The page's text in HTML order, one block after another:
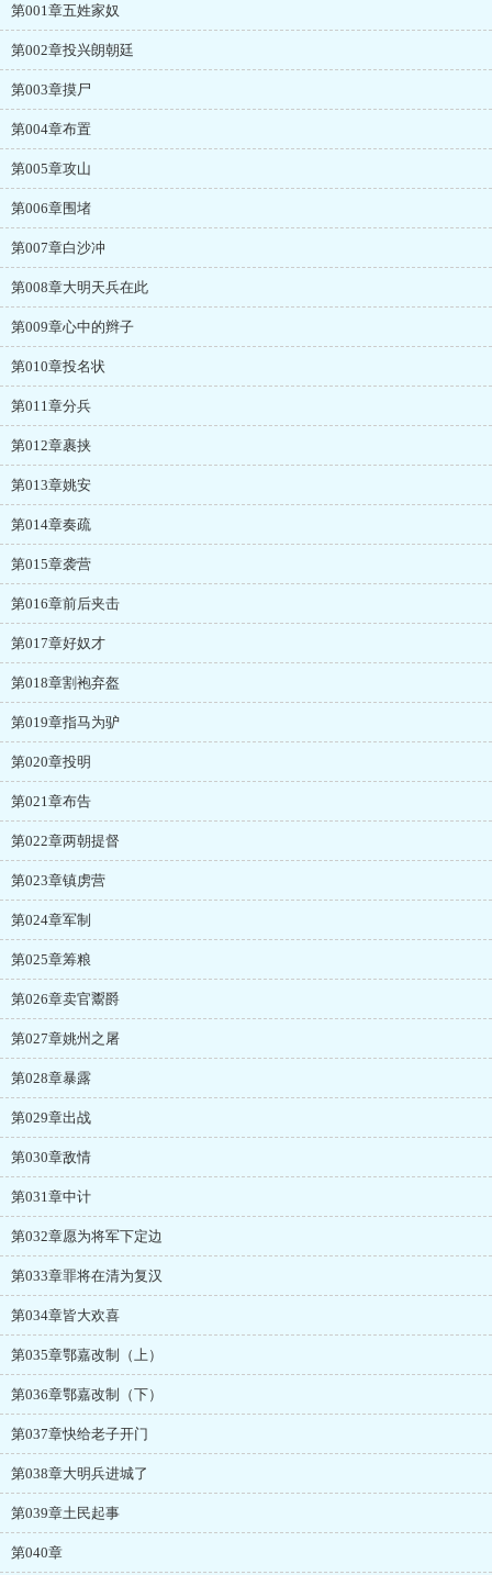
第001章五姓家奴
第002章投兴朗朝廷
第003章摸尸
第004章布置
第005章攻山
第006章围堵
第007章白沙冲
第008章大明天兵在此
第009章心中的辫子
第010章投名状
第011章分兵
第012章裹挟
第013章姚安
第014章奏疏
第015章袭营
第016章前后夹击
第017章好奴才
第018章割袍弃盔
第019章指马为驴
第020章投明
第021章布告
第022章两朝提督
第023章镇虏营
第024章军制
第025章筹粮
第026章卖官鬻爵
第027章姚州之屠
第028章暴露
第029章出战
第030章敌情
第031章中计
第032章愿为将军下定边
第033章罪将在清为复汉
第034章皆大欢喜
第035章鄂嘉改制（上）
第036章鄂嘉改制（下）
第037章快给老子开门
第038章大明兵进城了
第039章土民起事
第040章